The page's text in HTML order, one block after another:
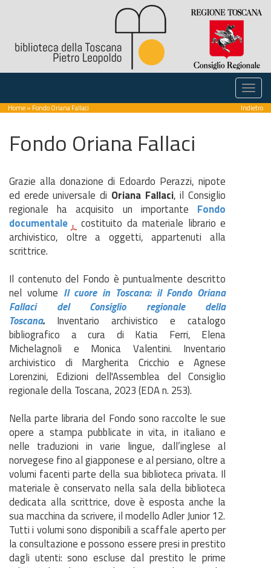
Home» Fondo Oriana Fallaci Indietro
Fondo Oriana Fallaci
Grazie alla donazione di Edoardo Perazzi, nipote
ed erede universale di Oriana Fallaci, il Consiglio
regionale ha acquisito un importante Fondo
documentale
costituito da materiale librario e
archivistico, oltre a oggetti, appartenuti alla
scrittrice.
Il contenuto del Fondo è puntualmente descritto
nel volume Il cuore in Toscana: il Fondo Oriana
Fallaci del Consiglio regionale della
Toscana. Inventario archivistico e catalogo
bibliografico a cura di Katia Ferri, Elena
Michelagnoli e Monica Valentini. Inventario
archivistico di Margherita Cricchio e Agnese
Lorenzini, Edizioni dell'Assemblea del Consiglio
regionale della Toscana, 2023 (EDA n. 253).
Nella parte libraria del Fondo sono raccolte le sue
opere a stampa pubblicate in vita, in italiano e
nelle traduzioni in varie lingue, dall’inglese al
norvegese fino al giapponese e al persiano, oltre a
volumi facenti parte della sua biblioteca privata. Il
materiale è conservato nella sala della biblioteca
dedicata alla scrittrice, dove è esposta anche la
sua macchina da scrivere, il modello Adler Junior 12.
Tutti i volumi sono disponibili a scaffale aperto per
la consultazione e possono essere presi in prestito
dagli utenti: sono escluse dal prestito le prime